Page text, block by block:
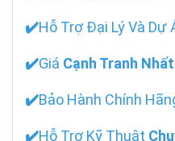
✔️Hỗ Trợ Đại Lý Và Dự
✔️Giá Cạnh Tranh Nhất
✔️Bảo Hành Chính
✔️Hỗ Trợ Kỹ Thuật